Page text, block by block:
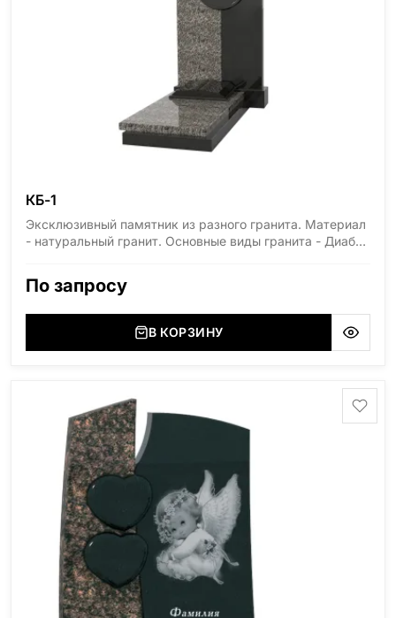
КБ-1
Эксклюзивный памятник из разного гранита. Материал
- натуральный гранит. Основные виды гранита - Диабаз
(Украина, Житомерская область), Лабродарит
(Украина, Житомерская область), Сюксюансаари
(Россия, Карелия), Амфиболит (Россия, Мурманская
id="13534"]
По запросу
В КОРЗИНУ